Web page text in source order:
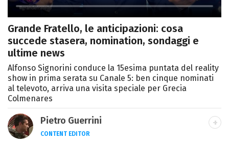
Grande Fratello, le anticipazioni: cosa
succede stasera, nomination, sondaggi e
ultime news
Alfonso Signorini conduce la 15esima puntata del reality
show in prima serata su Canale 5: ben cinque nominati
al televoto, arriva una visita speciale per Grecia
Colmenares
Pietro Guerrini
CONTENT EDITOR